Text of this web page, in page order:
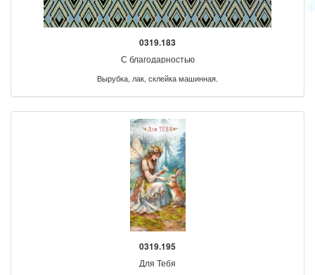
0319.183
С благодарностью
Вырубка, лак, склейка машинная.
0319.195
Для Тебя